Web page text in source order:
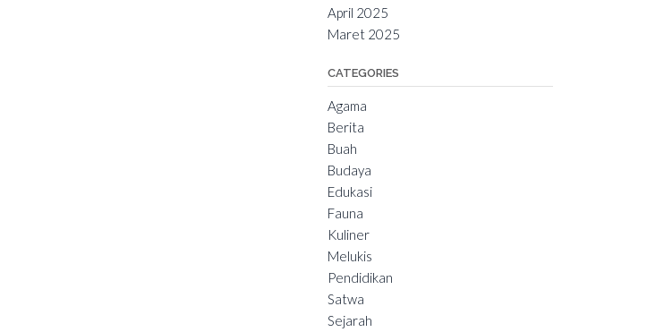
April 2025
Maret 2025
CATEGORIES
Agama
Berita
Buah
Budaya
Edukasi
Fauna
Kuliner
Melukis
Pendidikan
Satwa
Sejarah